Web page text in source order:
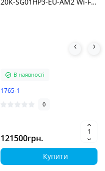
В наявності
1765-1
0
121500грн.
Купити